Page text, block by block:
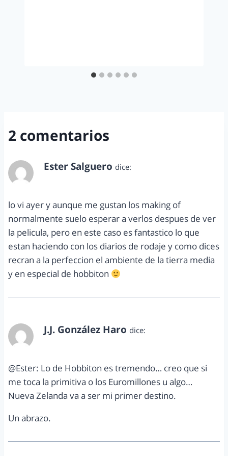
2 comentarios
Ester Salguero dice:
lo vi ayer y aunque me gustan los making of
normalmente suelo esperar a verlos despues de ver
la pelicula, pero en este caso es fantastico lo que
estan haciendo con los diarios de rodaje y como dices
recran a la perfeccion el ambiente de la tierra media
y en especial de hobbiton
J.J. González Haro dice:
@Ester: Lo de Hobbiton es tremendo… creo que si
me toca la primitiva o los Euromillones u algo…
Nueva Zelanda va a ser mi primer destino.
Un abrazo.